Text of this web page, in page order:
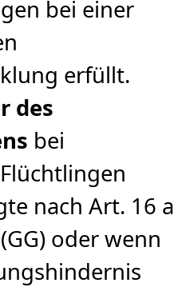
bei einer
erfüllt.
des
bei
nach Art. 16 a
oder wenn